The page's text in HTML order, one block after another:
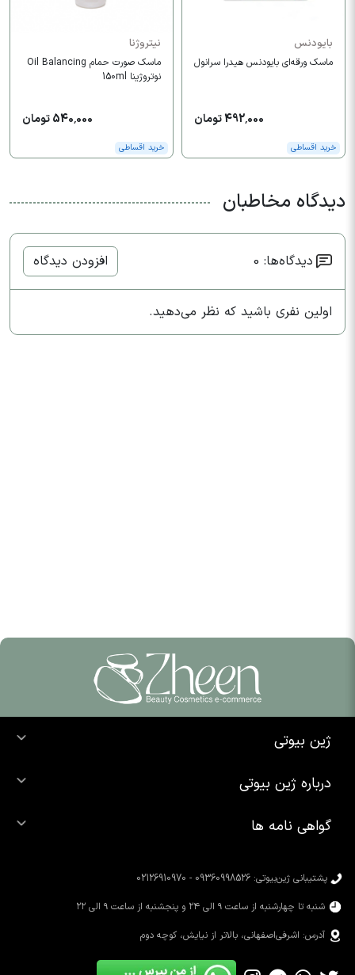
بایودنس
ماسک ورقه‌ای بایودنس هیدرا سرانول
492,000 تومان
خرید اقساطی
نیتروژنا
ماسک صورت حمام Oil Balancing
نوتروژینا 150ml
540,000 تومان
خرید اقساطی
دیدگاه مخاطبان
دیدگاه‌ها: 0 افزودن دیدگاه
اولین نفری باشید که نظر می‌دهید.
ژین بیوتی
خرید شوینده صورت
خرید رژ لب
درباره ژین بیوتی
تماس با ما
محصولات سیمپل
گواهی نامه ها
پشتیبانی ژین‌بیوتی: 09360998526 - 02126910970
شنبه تا چهارشنبه از ساعت ۹ الی ۲۴ و پنجشنبه از ساعت ۹ الی ۲۲
آدرس: اشرفی‌اصفهانی، بالاتر از نیایش، کوچه دوم